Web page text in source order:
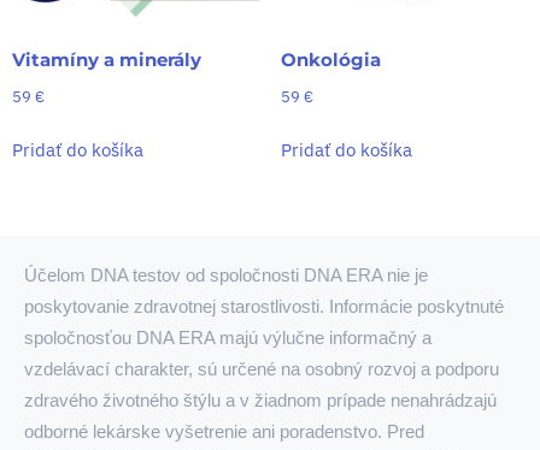
Vitamíny a minerály
59 €
Pridať do košíka
Onkológia
59 €
Pridať do košíka
Účelom DNA testov od spoločnosti DNA ERA nie je
poskytovanie zdravotnej starostlivosti. Informácie poskytnuté
spoločnosťou DNA ERA majú výlučne informačný a
vzdelávací charakter, sú určené na osobný rozvoj a podporu
zdravého životného štýlu a v žiadnom prípade nenahrádzajú
odborné lekárske vyšetrenie ani poradenstvo. Pred